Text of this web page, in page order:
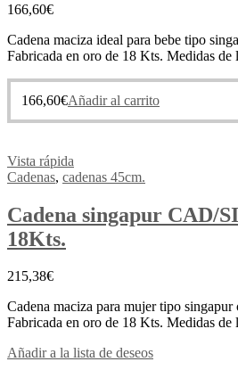
166,60€
Cadena maciza ideal para bebe tipo
Fabricada en oro de 18 Kts. Medidas de
166,60€Añadir al carrito
Vista rápida
Cadenas, cadenas 45cm.
Cadena singapur CAD/
18Kts.
215,38€
Cadena maciza para mujer tipo singapur
Fabricada en oro de 18 Kts. Medidas de
Añadir a la lista de deseos